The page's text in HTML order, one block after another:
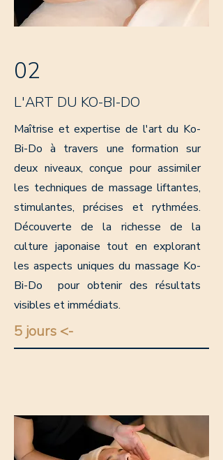
02
L'ART DU KO-BI-DO
Maîtrise et expertise de l'art du Ko-
Bi-Do à travers une formation sur
deux niveaux, conçue pour assimiler
les techniques de massage liftantes,
stimulantes, précises et rythmées.
Découverte de la richesse de la
culture japonaise tout en explorant
les aspects uniques du massage Ko-
Bi-Do pour obtenir des résultats
visibles et immédiats.
5 jours <-